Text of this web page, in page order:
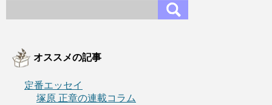
オススメの記事
定番エッセイ
塚原 正章の連載コラム